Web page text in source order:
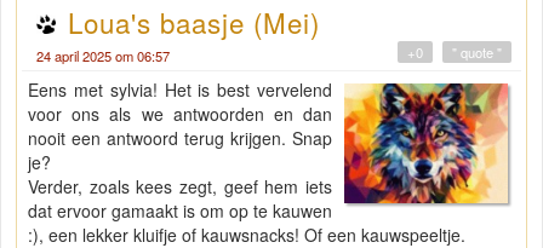
Loua's baasje (Mei)
24 april 2025 om 06:57 " quote "
+0
Eens met sylvia! Het is best vervelend
voor ons als we antwoorden en dan
nooit een antwoord terug krijgen. Snap
je?
Verder, zoals kees zegt, geef hem iets
dat ervoor gamaakt is om op te kauwen
:), een lekker kluifje of kauwsnacks! Of een kauwspeeltje.